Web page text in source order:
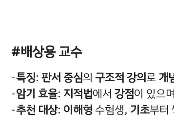
#배상용 교수
특징: 판서 중심의 구조적 강의로개
암기 효율: 지적법에서 강점이 있으
추천 대상: 이해형수험생, 기초부터